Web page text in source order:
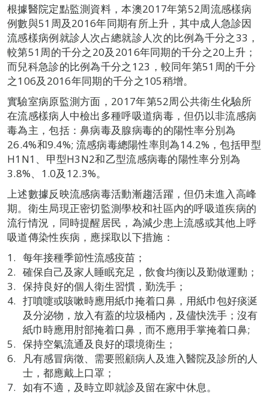
根據醫院定點監測資料，本澳2017年第52周流感樣病
例數與51周及2016年同期有所上升，其中成人急診因
流感樣病例就診人次占總就診人次的比例為千分之33，
較第51周的千分之20及2016年同期的千分之20上升；
而兒科急診的比例為千分之123，較同年第51周的千分
之106及2016年同期的千分之105稍增。
實驗室病原監測方面，2017年第52周公共衛生化驗所
在流感樣病人中檢出多種呼吸道病毒，但仍以非流感病
毒為主，包括：鼻病毒及腺病毒的的陽性率分別為
26.4%和9.4%; 流感病毒總陽性率則為14.2%，包括甲型
H1N1、甲型H3N2和乙型流感病毒的陽性率分別為
3.8%、1.0及12.3%。
上述數據反映流感病毒活動漸趨活躍，但仍未進入高峰
期。衛生局現正密切監測學校和社區內的呼吸道疾病的
流行情況，同時提醒居民，為減少患上流感或其他上呼
吸道傳染性疾病，應採取以下措施：
每年接種季節性流感疫苗；
確保自己及家人睡眠充足，飲食均衡以及勤做運動；
保持良好的個人衛生習慣，勤洗手；
打噴嚏或咳嗽時應用紙巾掩着口鼻，用紙巾包好痰涎
及分泌物，放入有蓋的垃圾桶內，及儘快洗手；沒有
紙巾時應用肘部掩着口鼻，而不應用手掌掩着口鼻;
保持空氣流通及良好的環境衛生；
凡有感冒病徵、需要照顧病人及進入醫院及診所的人
士，都應戴上口罩；
如有不適，及時立即就診及留在家中休息。